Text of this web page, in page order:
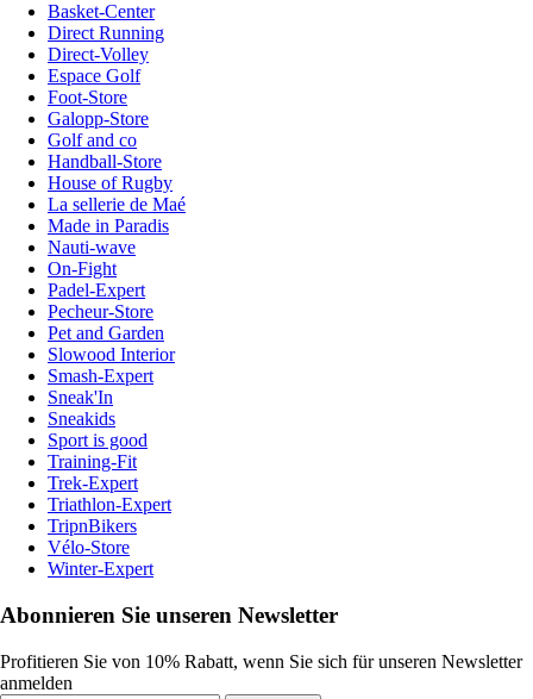
Basket-Center
Direct Running
Direct-Volley
Espace Golf
Foot-Store
Galopp-Store
Golf and co
Handball-Store
House of Rugby
La sellerie de Maé
Made in Paradis
Nauti-wave
On-Fight
Padel-Expert
Pecheur-Store
Pet and Garden
Slowood Interior
Smash-Expert
Sneak'In
Sneakids
Sport is good
Training-Fit
Trek-Expert
Triathlon-Expert
TripnBikers
Vélo-Store
Winter-Expert
Abonnieren Sie unseren Newsletter
Profitieren Sie von 10% Rabatt, wenn Sie sich für unseren Newsletter
anmelden